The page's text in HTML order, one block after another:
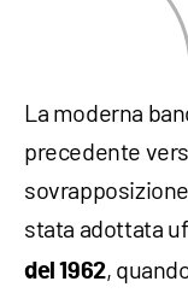
La moderna
precedente
stata adottata
del 1962,